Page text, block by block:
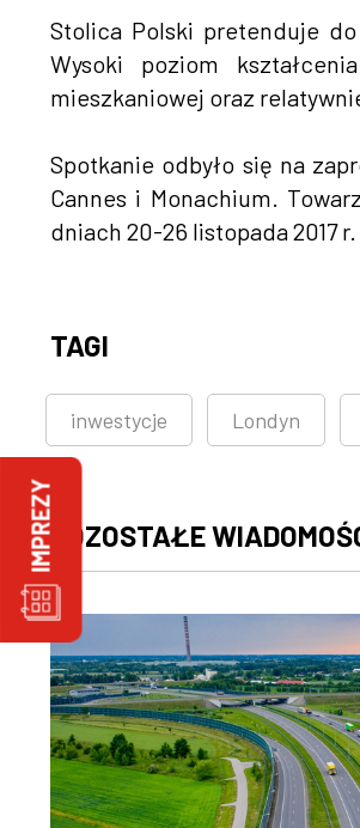
Stolica Polski pretenduje
Wysoki poziom
mieszkaniowej oraz
Spotkanie odbyło się na
Cannes i Monachium.
dniach 20-26 listopada 2017
TAGI
inwestycje Londyn
POZOSTAŁE
IMPREZY